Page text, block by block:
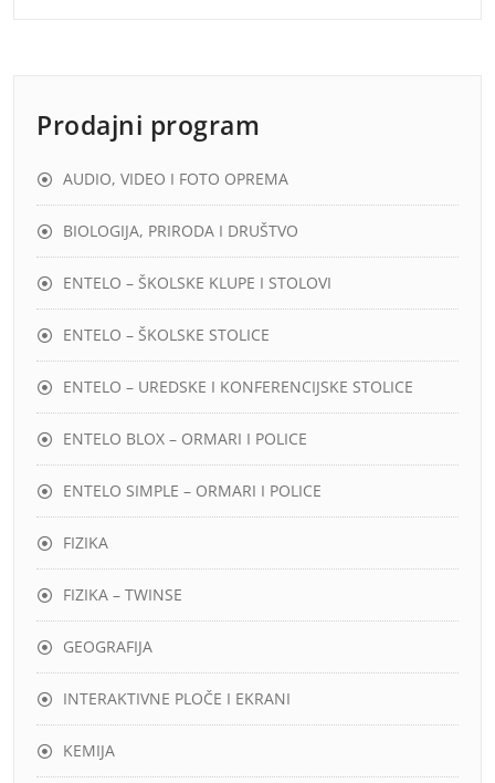
Prodajni program
AUDIO, VIDEO I FOTO OPREMA
BIOLOGIJA, PRIRODA I DRUŠTVO
ENTELO – ŠKOLSKE KLUPE I STOLOVI
ENTELO – ŠKOLSKE STOLICE
ENTELO – UREDSKE I KONFERENCIJSKE STOLICE
ENTELO BLOX – ORMARI I POLICE
ENTELO SIMPLE – ORMARI I POLICE
FIZIKA
FIZIKA – TWINSE
GEOGRAFIJA
INTERAKTIVNE PLOČE I EKRANI
KEMIJA